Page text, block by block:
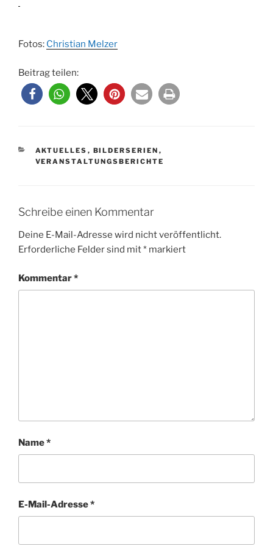
Fotos: Christian Melzer
Beitrag teilen:
KATEGORIEN
AKTUELLES , BILDERSERIEN ,
VERANSTALTUNGSBERICHTE
Schreibe einen Kommentar
Deine E-Mail-Adresse wird nicht veröffentlicht.
Erforderliche Felder sind mit* markiert
Kommentar*
Name*
E-Mail-Adresse*